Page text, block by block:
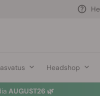
Headshop
AUGUST26 🌿